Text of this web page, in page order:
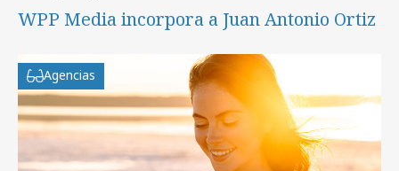
WPP Media incorpora a Juan Antonio Ortiz
Agencias